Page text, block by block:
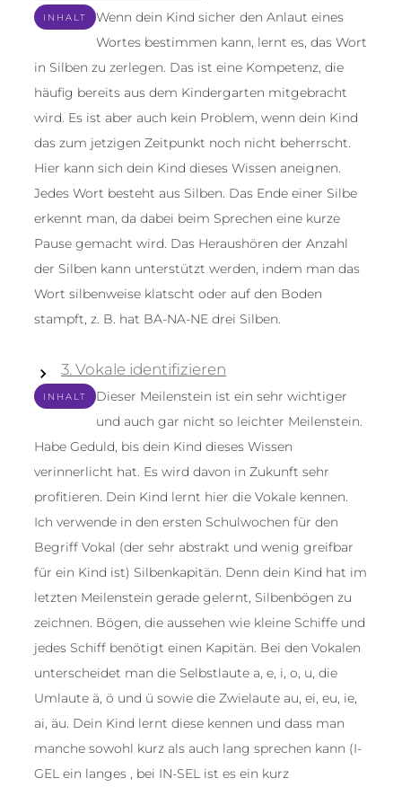
INHALT
Wenn dein Kind sicher den Anlaut eines
Wortes bestimmen kann, lernt es, das Wort
in Silben zu zerlegen. Das ist eine Kompetenz, die
häufig bereits aus dem Kindergarten mitgebracht
wird. Es ist aber auch kein Problem, wenn dein Kind
das zum jetzigen Zeitpunkt noch nicht beherrscht.
Hier kann sich dein Kind dieses Wissen aneignen.
Jedes Wort besteht aus Silben. Das Ende einer Silbe
erkennt man, da dabei beim Sprechen eine kurze
Pause gemacht wird. Das Heraushören der Anzahl
der Silben kann unterstützt werden, indem man das
Wort silbenweise klatscht oder auf den Boden
stampft, z. B. hat BA-NA-NE drei Silben.
3. Vokale identifizieren
INHALT
Dieser Meilenstein ist ein sehr wichtiger
und auch gar nicht so leichter Meilenstein.
Habe Geduld, bis dein Kind dieses Wissen
verinnerlicht hat. Es wird davon in Zukunft sehr
profitieren. Dein Kind lernt hier die Vokale kennen.
Ich verwende in den ersten Schulwochen für den
Begriff Vokal (der sehr abstrakt und wenig greifbar
für ein Kind ist) Silbenkapitän. Denn dein Kind hat im
letzten Meilenstein gerade gelernt, Silbenbögen zu
zeichnen. Bögen, die aussehen wie kleine Schiffe und
jedes Schiff benötigt einen Kapitän. Bei den Vokalen
unterscheidet man die Selbstlaute a, e, i, o, u, die
Umlaute ä, ö und ü sowie die Zwielaute au, ei, eu, ie,
ai, äu. Dein Kind lernt diese kennen und dass man
manche sowohl kurz als auch lang sprechen kann (I-
GEL ein langes , bei IN-SEL ist es ein kurz